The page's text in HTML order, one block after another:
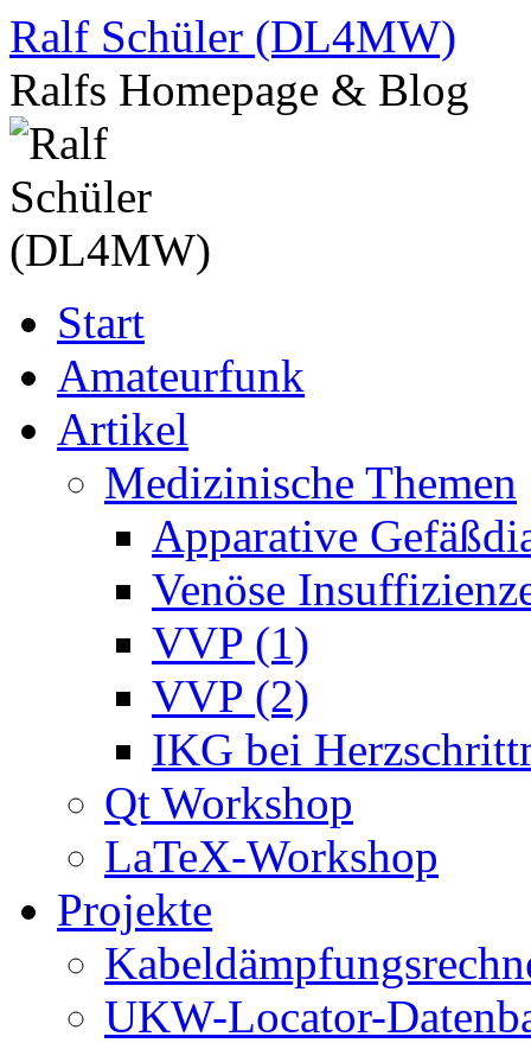
Zum
Inhalt
springen
Ralf Schüler (DL4MW)
Ralfs Homepage & Blog
Start
Amateurfunk
Artikel
Medizinische Themen
Apparative
Venöse
VVP (1)
VVP (2)
IKG bei
Qt Workshop
LaTeX-Workshop
Projekte
UKW-Locator-